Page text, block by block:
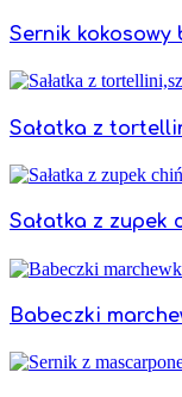
Sernik kokosowy
Sałatka z
Sałatka z zupek
Babeczki